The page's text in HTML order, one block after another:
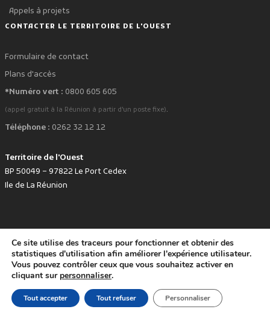
Appels à projets
CONTACTER LE TERRITOIRE DE L'OUEST
Formulaire de contact
Plans d'accès
*Numéro vert : 0800 605 605
(appel gratuit à la Réunion à partir d'un poste fixe).
Téléphone : 0262 32 12 12
Territoire de l'Ouest
BP 50049 – 97822 Le Port Cedex
Ile de La Réunion
Développé avec favoritepar le Territoire de l'Ouest © www.tco.re -2026.
Politique de protection des données personnelles
Mentions légales
Accessibilité : non conforme
Ce site utilise des traceurs pour fonctionner et obtenir des
statistiques d'utilisation afin améliorer l'expérience utilisateur.
Vous pouvez contrôler ceux que vous souhaitez activer en
cliquant sur personnaliser.
Tout accepter Tout refuser Personnaliser